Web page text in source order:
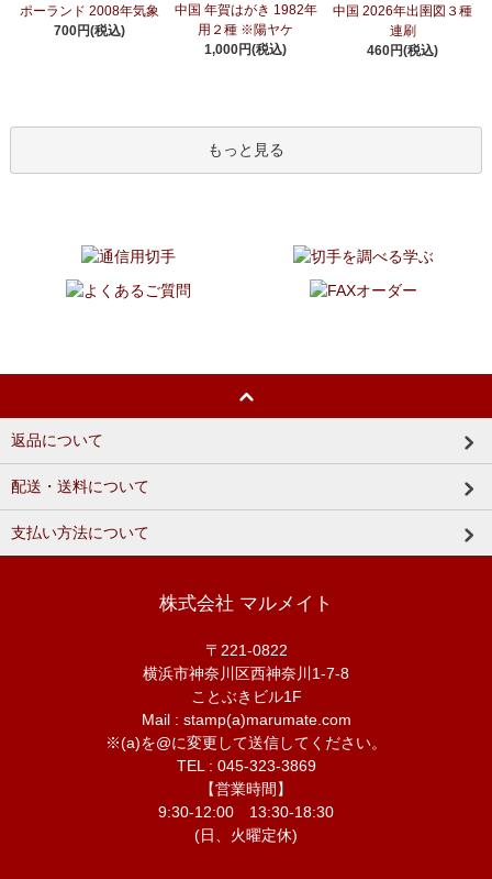
ポーランド 2008年気象
700円(税込)
中国 年賀はがき 1982年
用２種 ※陽ヤケ
1,000円(税込)
中国 2026年出圉図３種
連刷
460円(税込)
もっと見る
返品について
配送・送料について
支払い方法について
株式会社 マルメイト
〒221-0822
横浜市神奈川区西神奈川1-7-8
ことぶきビル1F
Mail : stamp(a)marumate.com
※(a)を@に変更して送信してください。
TEL : 045-323-3869
【営業時間】
9:30-12:00 13:30-18:30
(日、火曜定休)